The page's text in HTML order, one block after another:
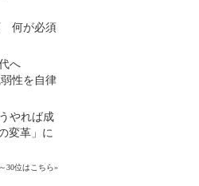
何が必須
代へ
性を自律
やれば成
変革」に
30位はこちら»